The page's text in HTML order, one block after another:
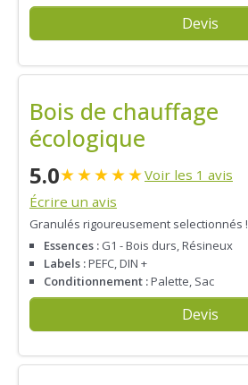
Devis
Bois de chauffage
écologique
5.0★★★★★Voir les 1 avis
Écrire un avis
Granulés rigoureusement selectionnés !
Essences : G1 - Bois durs, Résineux
Labels :PEFC, DIN +
Conditionnement :Palette, Sac
Devis